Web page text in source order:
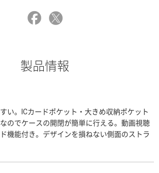
製品情報
い。ICカードポケット・大きめ収納ポケット
のでケースの開閉が簡単に行える。動画視聴
機能付き。デザインを損ねない側面のストラ